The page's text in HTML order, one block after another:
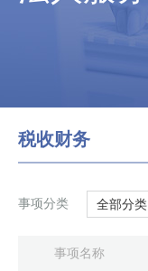
税收财务
事项分类 全部分类
事项名称